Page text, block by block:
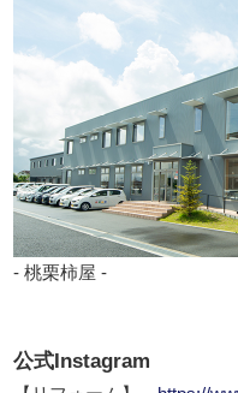
- 桃栗柿屋 -
公式Instagram